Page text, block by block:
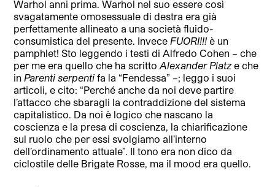
Warhol anni prima. Warhol nel suo essere così
svagatamente omosessuale di destra era già
perfettamente allineato a una società fluido-
consumistica del presente. Invece FUORI!!! è un
pamphlet! Sto leggendo i testi di Alfredo Cohen – che
per me era quello che ha scrittoAlexander Platze che
in Parenti serpenti fa la “Fendessa” –; leggo i suoi
articoli, e cito: “Perché anche da noi deve partire
l’attacco che sbaragli la contraddizione del sistema
capitalistico. Da noi è logico che nascano la
coscienza e la presa di coscienza, la chiarificazione
sul ruolo che per essi svolgiamo all’interno
dell’ordinamento attuale”. Il tono era non dico da
ciclostile delle Brigate Rosse, ma il mood era quello.